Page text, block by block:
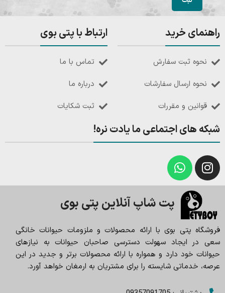
راهنمای خرید
نحوه ثبت سفارش
نحوه ارسال سفارشات
قوانین و مقررات
ارتباط با پتی بوی
تماس با ما
درباره ما
ثبت شکایات
شبکه های اجتماعی ما یادت نره!
پت شاپ آنلاین پتی بوی
فروشگاه پتی بوی با ارائه محصولات و ملزومات حیوانات خانگی
سعی در ایجاد سهولت دسترسی صاحبان حیوانات به نیازهای
حیوانات خود دارد و همواره با ارائه محصولات برتر و جدید در این
عرصه، خدماتی شایسته را برای مشتریان به ارمغان خواهد آورد.